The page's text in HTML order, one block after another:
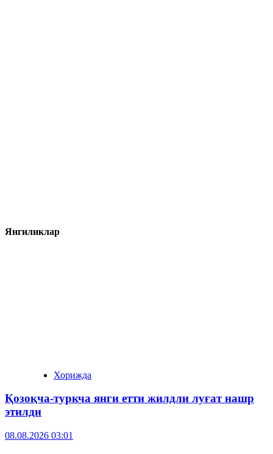
Янгиликлар
Хорижда
Қозоқча-туркча янги етти жилдли луғат нашр
этилди
08.08.2026 03:01